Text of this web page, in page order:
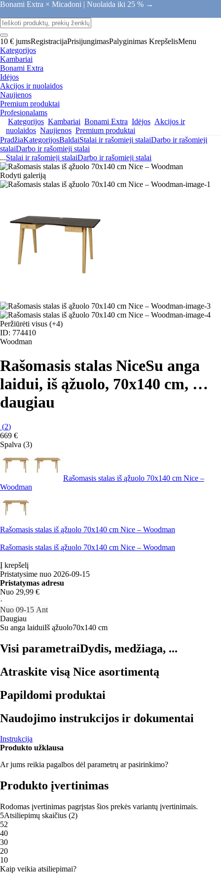
Bonami Extra × Micadoni | Nuolaida iki 25 % →
10 € jumsRegistracijaPrisijungimasPalyginimas KrepšelisMenu
Kategorijos
Kambariai
Bonami Extra
Idėjos
Akcijos ir nuolaidos
Naujienos
Premium produktai
Profesionalams
Kategorijos Kambariai Bonami Extra Idėjos Akcijos ir
nuolaidos Naujienos Premium produktai
PradžiaKategorijosBaldaiStalai ir rašomieji stalaiDarbo ir rašomieji
stalaiDarbo ir rašomieji stalai
...Stalai ir rašomieji stalaiDarbo ir rašomieji stalai
Rodyti galeriją
Peržiūrėti visus (+4)
ID: 774410
Woodman
Rašomasis stalas NiceSu anga
laidui, iš ąžuolo, 70x140 cm, …
daugiau
(2)
669 €
Spalva (3)
Rašomasis stalas iš ąžuolo 70x140 cm Nice –
Woodman
Rašomasis stalas iš ąžuolo 70x140 cm Nice – Woodman
Rašomasis stalas iš ąžuolo 70x140 cm Nice – Woodman
Į krepšelį
Pristatysime nuo 2026‑09‑15
Pristatymas adresu
Nuo 29,99 €
·
Nuo 09‑15 Ant
Daugiau
Su anga laiduiIš ąžuolo70x140 cm
Visi parametraiDydis, medžiaga, ...
Atraskite visą Nice asortimentą
Papildomi produktai
Naudojimo instrukcijos ir dokumentai
Instrukcija
Produkto užklausa
Ar jums reikia pagalbos dėl parametrų ar pasirinkimo?
Produkto įvertinimas
Rodomas įvertinimas pagrįstas šios prekės variantų įvertinimais.
5Atsiliepimų skaičius (2)
52
40
30
20
10
Kaip veikia atsiliepimai?